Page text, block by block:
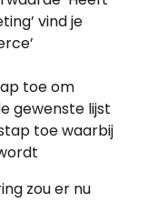
vind je
toe om
gewenste lijst
toe waarbij
zou er nu